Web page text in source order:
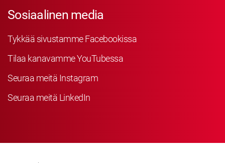
Sosiaalinen media
Tykkää sivustamme Facebookissa
Tilaa kanavamme YouTubessa
Seuraa meitä Instagram
Seuraa meitä LinkedIn